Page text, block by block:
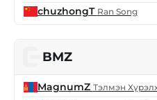
chuzhongT Ran Song
BMZ
MagnumZ Тэлмэн